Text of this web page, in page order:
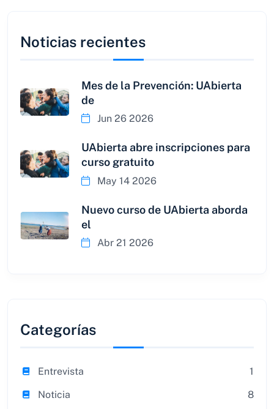
Noticias recientes
Mes de la Prevención: UAbierta
de
Jun 26 2026
UAbierta abre inscripciones para
curso gratuito
May 14 2026
Nuevo curso de UAbierta aborda
el
Abr 21 2026
Categorías
Entrevista
1
Noticia
8